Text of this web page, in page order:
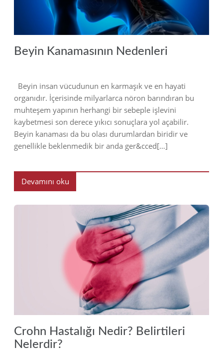
Beyin Kanamasının Nedenleri
Beyin insan vücudunun en karmaşık ve en hayati
organıdır. İçerisinde milyarlarca nöron barındıran bu
muhteşem yapının herhangi bir sebeple işlevini
kaybetmesi son derece yıkıcı sonuçlara yol açabilir.
Beyin kanaması da bu olası durumlardan biridir ve
genellikle beklenmedik bir anda ger&cced[…]
Devamını oku
Crohn Hastalığı Nedir? Belirtileri
Nelerdir?